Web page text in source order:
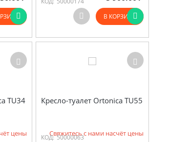
В КОРЗИНУ
TU34
цены
Кресло-туалет Ortonica TU55
КОД: 50000063
Свяжитесь с нами насчёт цены